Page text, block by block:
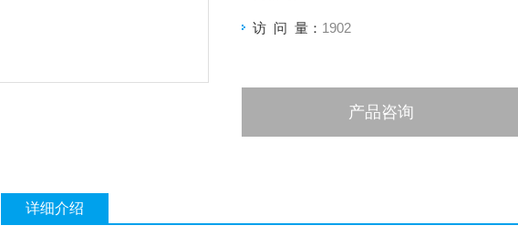
访 问 量： 1902
产品咨询
详细介绍